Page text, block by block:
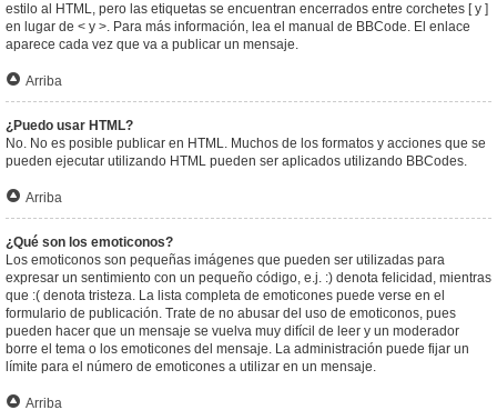
estilo al HTML, pero las etiquetas se encuentran encerrados entre corchetes [ y ]
en lugar de < y >. Para más información, lea el manual de BBCode. El enlace
aparece cada vez que va a publicar un mensaje.
Arriba
¿Puedo usar HTML?
No. No es posible publicar en HTML. Muchos de los formatos y acciones que se
pueden ejecutar utilizando HTML pueden ser aplicados utilizando BBCodes.
Arriba
¿Qué son los emoticonos?
Los emoticonos son pequeñas imágenes que pueden ser utilizadas para
expresar un sentimiento con un pequeño código, e.j. :) denota felicidad, mientras
que :( denota tristeza. La lista completa de emoticones puede verse en el
formulario de publicación. Trate de no abusar del uso de emoticonos, pues
pueden hacer que un mensaje se vuelva muy difícil de leer y un moderador
borre el tema o los emoticones del mensaje. La administración puede fijar un
límite para el número de emoticones a utilizar en un mensaje.
Arriba